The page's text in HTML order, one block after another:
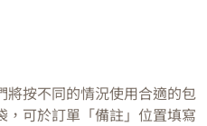
將按不同的情況使用合適的包
，可於訂單「備註」位置填寫